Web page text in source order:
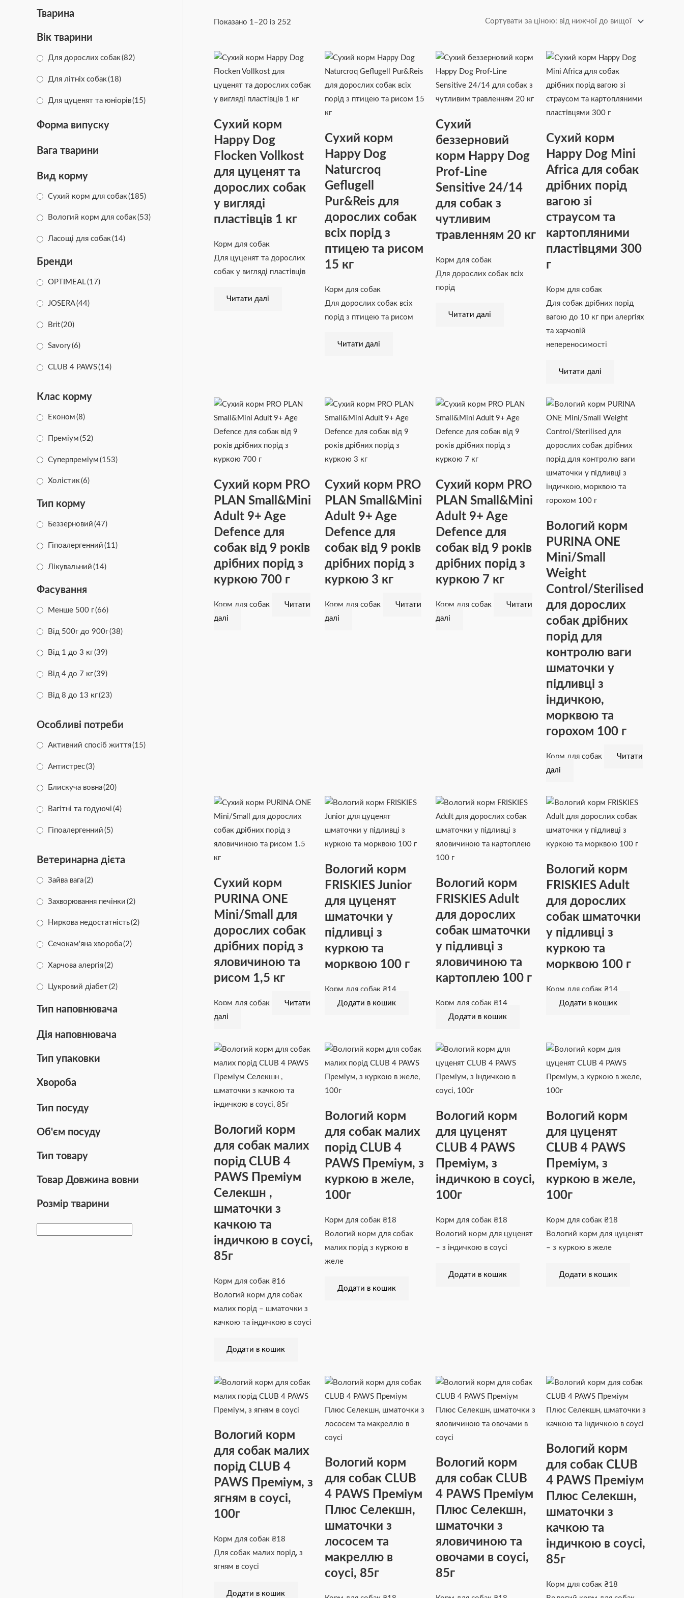
Тварина
Вік тварини
Для дорослих собак(82)
Для літніх собак (18)
Для цуценят та юніорів(15)
Форма випуску
Вага тварини
Вид корму
Сухий корм для собак (185)
Вологий корм для собак(53)
Ласощі для собак(14)
Бренди
OPTIMEAL(17)
JOSERA(44)
Brit(20)
Savory(6)
CLUB 4 PAWS(14)
Клас корму
Економ (8)
Преміум (52)
Суперпреміум (153)
Холістик(6)
Тип корму
Беззерновий (47)
Гіпоалергенний (11)
Лікувальний (14)
Фасування
Менше 500 г(66)
Від 500г до 900г(38)
Від 1 до 3 кг(39)
Від 4 до 7 кг(39)
Від 8 до 13 кг(23)
Особливі потреби
Активний спосіб життя(15)
Антистрес(3)
Блискуча вовна(20)
Вагітні та годуючі (4)
Гіпоалергенний (5)
Ветеринарна дієта
Зайва вага(2)
Захворювання печінки (2)
Ниркова недостатність(2)
Сечокам'яна хвороба(2)
Харчова алергія(2)
Цукровий діабет(2)
Тип наповнювача
Дія наповнювача
Тип упаковки
Хвороба
Тип посуду
Об'єм посуду
Тип товару
Товар Довжина вовни
Розмір тварини
Показано 1–20 із 252
Сухий корм
Happy Dog
Flocken Vollkost
для цуценят та
дорослих собак
у вигляді
пластівців 1 кг
Корм для собак
Для цуценят та дорослих
собак у вигляді пластівців
Читати далі
Сухий корм
Happy Dog
Naturcroq
Geflugell
Pur&Reis для
дорослих собак
всіх порід з
птицею та рисом
15 кг
Корм для собак
Для дорослих собак всіх
порід з птицею та рисом
Читати далі
Сухий
беззерновий
корм Happy Dog
Prof-Line
Sensitive 24/14
для собак з
чутливим
травленням 20 кг
Корм для собак
Для дорослих собак всіх
порід
Читати далі
Сухий корм
Happy Dog Mini
Africa для собак
дрібних порід
вагою зі
страусом та
картопляними
пластівцями 300
г
Корм для собак
Для собак дрібних порід
вагою до 10 кг при алергіях
та харчовій
непереносимості
Читати далі
Сухий корм PRO
PLAN Small&Mini
Adult 9+ Age
Defence для
собак від 9 років
дрібних порід з
куркою 700 г
Корм для собак
Читати
далі
Сухий корм PRO
PLAN Small&Mini
Adult 9+ Age
Defence для
собак від 9 років
дрібних порід з
куркою 3 кг
Корм для собак
Читати
далі
Сухий корм PRO
PLAN Small&Mini
Adult 9+ Age
Defence для
собак від 9 років
дрібних порід з
куркою 7 кг
Корм для собак
Читати
далі
Вологий корм
PURINA ONE
Mini/Small
Weight
Control/Sterilised
для дорослих
собак дрібних
порід для
контролю ваги
шматочки у
підливці з
індичкою,
морквою та
горохом 100 г
Корм для собак
Читати
далі
Сухий корм
PURINA ONE
Mini/Small для
дорослих собак
дрібних порід з
яловичиною та
рисом 1,5 кг
Корм для собак
Читати
далі
Вологий корм
FRISKIES Junior
для цуценят
шматочки у
підливці з
куркою та
морквою 100 г
Корм для собак ₴14
Додати в кошик
Вологий корм
FRISKIES Adult
для дорослих
собак шматочки
у підливці з
яловичиною та
картоплею 100 г
Корм для собак ₴14
Додати в кошик
Вологий корм
FRISKIES Adult
для дорослих
собак шматочки
у підливці з
куркою та
морквою 100 г
Корм для собак₴14
Додати в кошик
Вологий корм
для собак малих
порід CLUB 4
PAWS Преміум
Селекшн ,
шматочки з
качкою та
індичкою в соусі,
85г
Корм для собак ₴16
Вологий корм для собак
малих порід – шматочки з
качкою та індичкою в соусі
Додати в кошик
Вологий корм
для собак малих
порід CLUB 4
PAWS Преміум, з
куркою в желе,
100г
Корм для собак ₴18
Вологий корм для собак
малих порід з куркою в
желе
Додати в кошик
Вологий корм
для цуценят
CLUB 4 PAWS
Преміум, з
індичкою в соусі,
100г
Корм для собак ₴18
Вологий корм для цуценят
– з індичкою в соусі
Додати в кошик
Вологий корм
для цуценят
CLUB 4 PAWS
Преміум, з
куркою в желе,
100г
Корм для собак₴18
Вологий корм для цуценят
– з куркою в желе
Додати в кошик
Вологий корм
для собак малих
порід CLUB 4
PAWS Преміум, з
ягням в соусі,
100г
Корм для собак ₴18
Для собак малих порід, з
ягням в соусі
Додати в кошик
Вологий корм
для собак CLUB
4 PAWS Преміум
Плюс Селекшн,
шматочки з
лососем та
макреллю в
соусі, 85г
Вологий корм
для собак CLUB
4 PAWS Преміум
Плюс Селекшн,
шматочки з
яловичиною та
овочами в соусі,
85г
Вологий корм
для собак CLUB
4 PAWS Преміум
Плюс Селекшн,
шматочки з
качкою та
індичкою в соусі,
85г
Корм для собак₴18